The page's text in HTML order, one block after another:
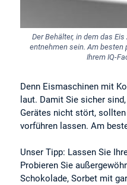
Der Behälter, in dem das
entnehmen sein. Am besten
Ihrem IQ-
Denn Eismaschinen mit
laut. Damit Sie sicher
Gerätes nicht stört,
vorführen lassen. Am
Unser Tipp: Lassen Sie
Probieren Sie
Schokolade, Sorbet mit